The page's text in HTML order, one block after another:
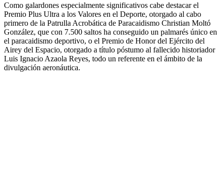
Como galardones especialmente significativos cabe destacar el
Premio Plus Ultra a los Valores en el Deporte, otorgado al cabo
primero de la Patrulla Acrobática de Paracaidismo Christian Moltó
González, que con 7.500 saltos ha conseguido un palmarés único en
el paracaidismo deportivo, o el Premio de Honor del Ejército del
Airey del Espacio, otorgado a título póstumo al fallecido historiador
Luis Ignacio Azaola Reyes, todo un referente en el ámbito de la
divulgación aeronáutica.